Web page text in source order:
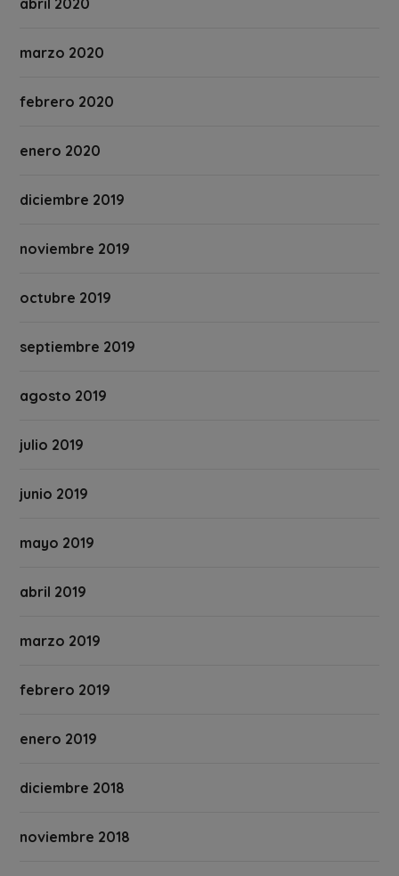
abril 2020
marzo 2020
febrero 2020
enero 2020
diciembre 2019
noviembre 2019
octubre 2019
septiembre 2019
agosto 2019
julio 2019
junio 2019
mayo 2019
abril 2019
marzo 2019
febrero 2019
enero 2019
diciembre 2018
noviembre 2018